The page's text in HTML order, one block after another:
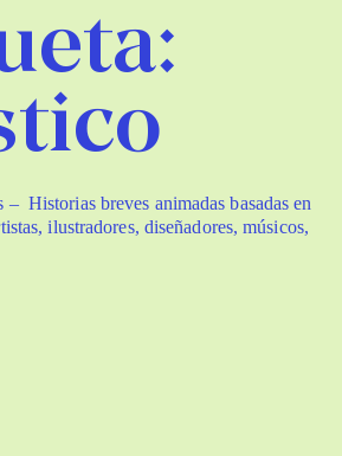
Historias breves animadas basadas en
ilustradores, diseñadores, músicos,